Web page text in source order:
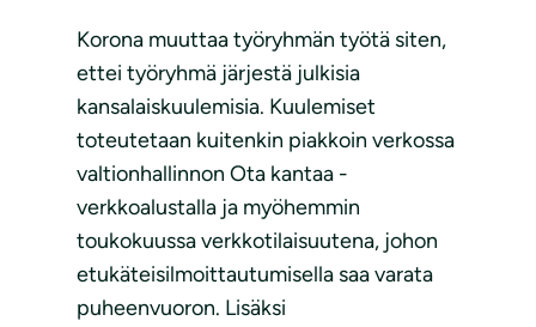
Korona muuttaa työryhmän työtä siten,
ettei työryhmä järjestä julkisia
kansalaiskuulemisia. Kuulemiset
toteutetaan kuitenkin piakkoin verkossa
valtionhallinnon Ota kantaa -
verkkoalustalla ja myöhemmin
toukokuussa verkkotilaisuutena, johon
etukäteisilmoittautumisella saa varata
puheenvuoron. Lisäksi